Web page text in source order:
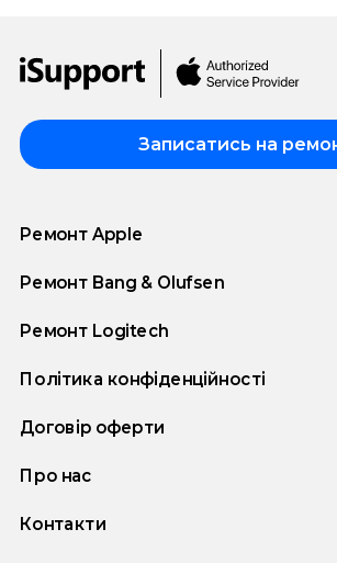
Записатись на
Ремонт Apple
Ремонт Bang & Olufsen
Ремонт Logitech
Політика конфіденційності
Договір оферти
Про нас
Контакти